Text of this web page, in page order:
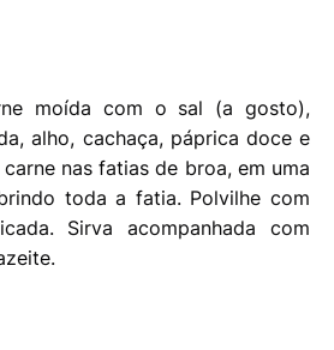
moída com o sal (a gosto),
alho, cachaça, páprica doce e
nas fatias de broa, em uma
toda a fatia. Polvilhe com
Sirva acompanhada com